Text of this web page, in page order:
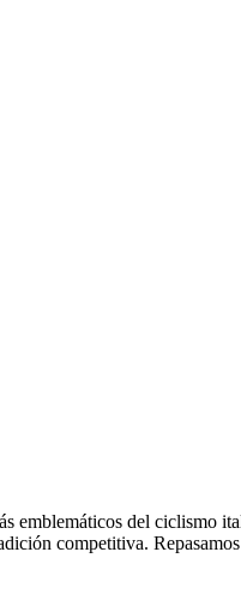
emblemáticos del ciclismo
competitiva. Repasamos